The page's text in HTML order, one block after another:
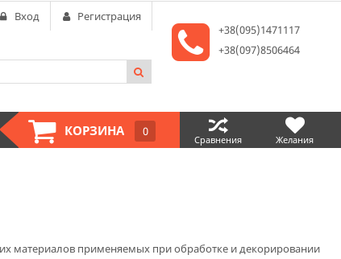
материалов применяемых при обработке и декорировании
Вход
Регистрация
+38(095)1471117
+38(097)8506464
КОРЗИНА 0
Сравнения Желания